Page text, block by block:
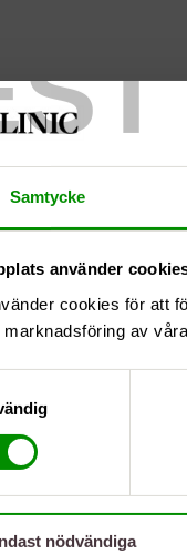
Samtycke
använder
cookies för att
av
nödvändiga
26